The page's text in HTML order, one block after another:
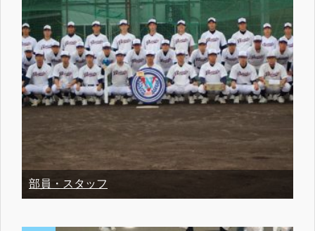
部員・スタッフ